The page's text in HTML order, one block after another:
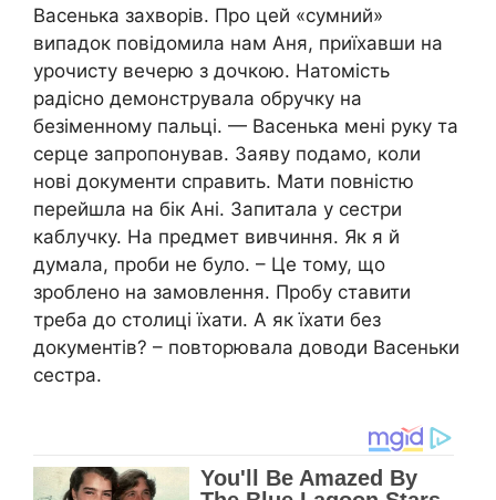
Васенька захвօрів. Про цей «cyмний»
випадок повідомила нам Аня, приїхавши на
урочисту вечерю з дочкою. Натомість
радісно демонструвала обручку на
безіменному пальці. — Васенька мені руку та
серце запропонував. Заяву подамо, коли
нові документи справить. Мати повністю
перейшла на бік Ані. Запитала у сестри
каблучку. На предмет вивчиння. Як я й
думала, проби не було. – Це тому, що
зроблено на замовлення. Пробу ставити
треба до столиці їхати. А як їхати без
документів? – повторювала доводи Васеньки
сестра.